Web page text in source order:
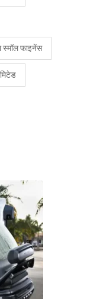
स्मॉल फाइनेंस